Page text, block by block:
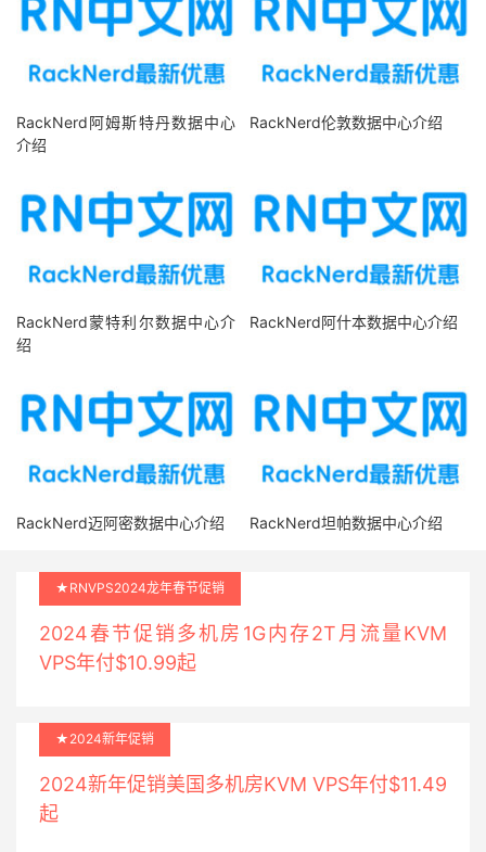
RackNerd阿姆斯特丹数据中心
介绍
RackNerd伦敦数据中心介绍
RackNerd蒙特利尔数据中心介
绍
RackNerd阿什本数据中心介绍
RackNerd迈阿密数据中心介绍 RackNerd坦帕数据中心介绍
★RNVPS2024龙年春节促销
2024春节促销多机房1G内存2T月流量KVM
VPS年付$10.99起
★2024新年促销
2024新年促销美国多机房KVM VPS年付$11.49
起